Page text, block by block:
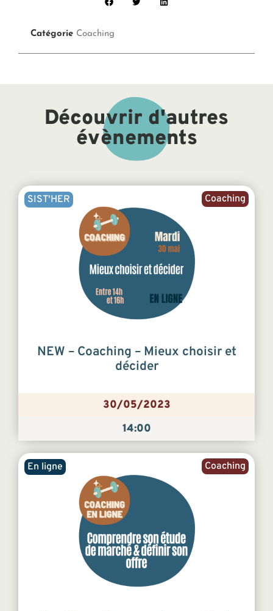
Catégorie Coaching
Découvrir d'autres
évènements
Coaching
SIST'HER
NEW – Coaching – Mieux choisir et
décider
30/05/2023
14:00
Coaching
En ligne